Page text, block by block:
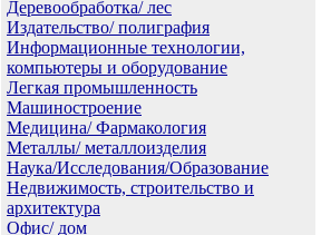
Деревообработка/ лес
Издательство/ полиграфия
Информационные технологии,
компьютеры и оборудование
Легкая промышленность
Машиностроение
Медицина/ Фармакология
Металлы/ металлоизделия
Наука/Исследования/Образование
Недвижимость, строительство и
архитектура
Офис/ дом